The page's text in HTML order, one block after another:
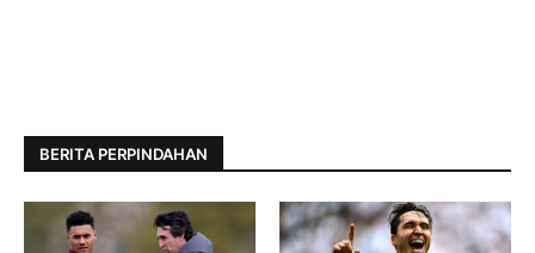
BERITA PERPINDAHAN